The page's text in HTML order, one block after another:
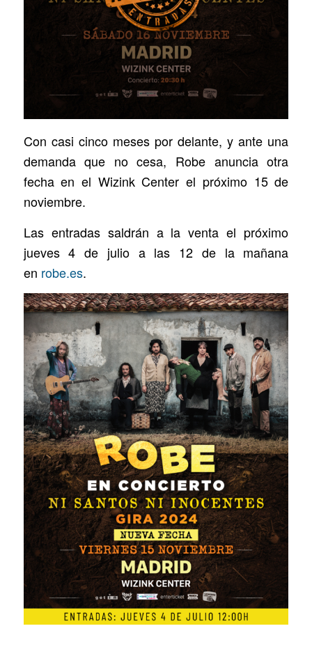
Con casi cinco meses por delante, y ante una
demanda que no cesa, Robe anuncia otra
fecha en el Wizink Center el próximo 15 de
noviembre.
Las entradas saldrán a la venta el próximo
jueves 4 de julio a las 12 de la mañana
en robe.es.